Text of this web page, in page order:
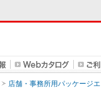
店舗・事務所用パッケージ